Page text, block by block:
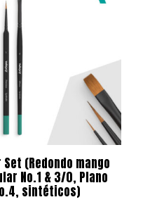
(Redondo mango
No.1 & 3/0, Plano
sintéticos)